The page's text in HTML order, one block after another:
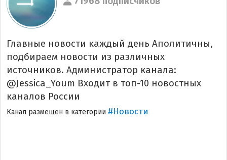
Главные новости каждый день Аполитичны,
подбираем новости из различных
источников. Администратор канала:
@Jessica_Youm Входит в топ-10 новостных
каналов России
Канал размещен в категории #Новости